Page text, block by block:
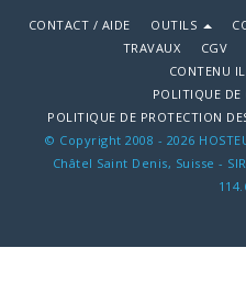
CONTACT / AIDE OUTILS
TRAVAUX
CGV
CONTENU
POLITIQUE DE
POLITIQUE DE PROTECTION
© Copyright 2008 - 2026
Châtel Saint Denis, Suisse -